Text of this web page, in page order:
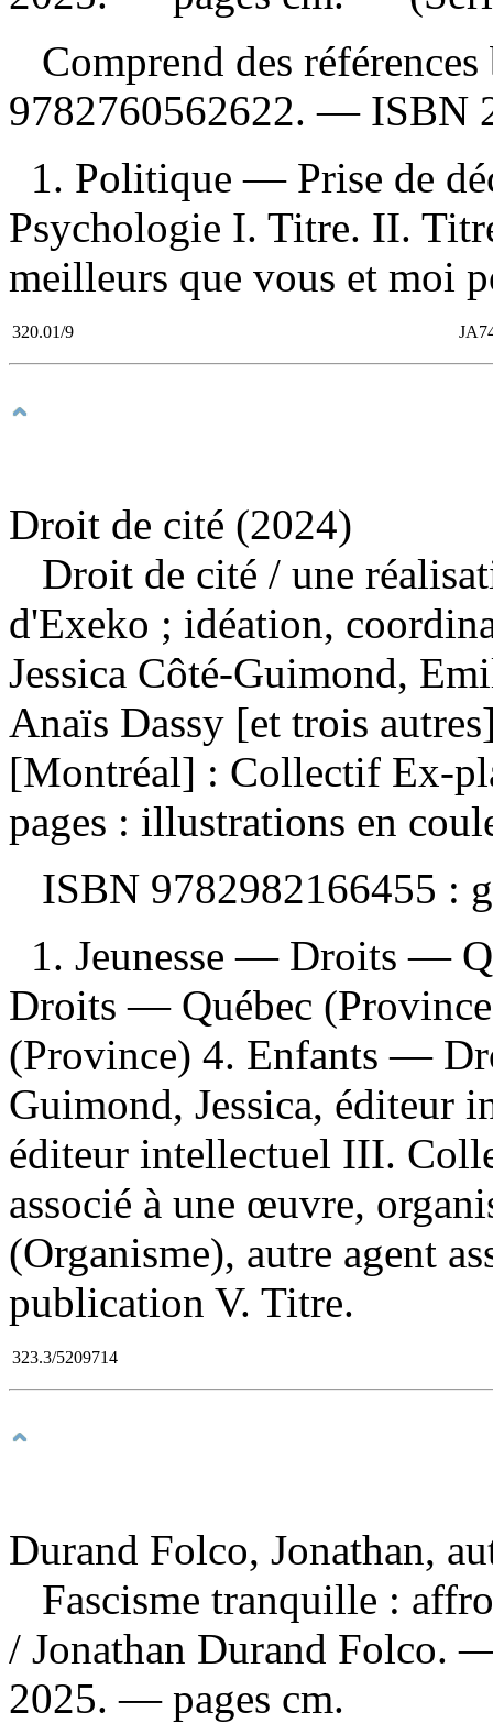
Comprend des
9782760562622. — ISBN
1. Politique — Prise de
Psychologie I. Titre. II.
meilleurs que vous et moi
320.01/9
Droit de cité (2024)
Droit de cité / une
d'Exeko ; idéation,
Jessica Côté-Guimond,
Anaïs Dassy [et trois
[Montréal] : Collectif Ex-
pages : illustrations en
ISBN 9782982166455 :
1. Jeunesse — Droits —
Droits — Québec
(Province) 4. Enfants —
Guimond, Jessica, éditeur
éditeur intellectuel III.
associé à une œuvre,
(Organisme), autre agent
publication V. Titre.
323.3/5209714
Durand Folco, Jonathan,
Fascisme tranquille :
/ Jonathan Durand Folco.
2025. — pages cm.